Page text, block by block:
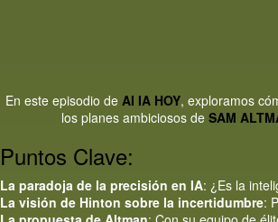
En este episodio de AI IA HOY, exploramos
los planes ambiciosos de SAM
Puntos Clave:
La paradoja de la precisión en IA: ¿Es la
La visión de Hinton sobre la incertidumbre: